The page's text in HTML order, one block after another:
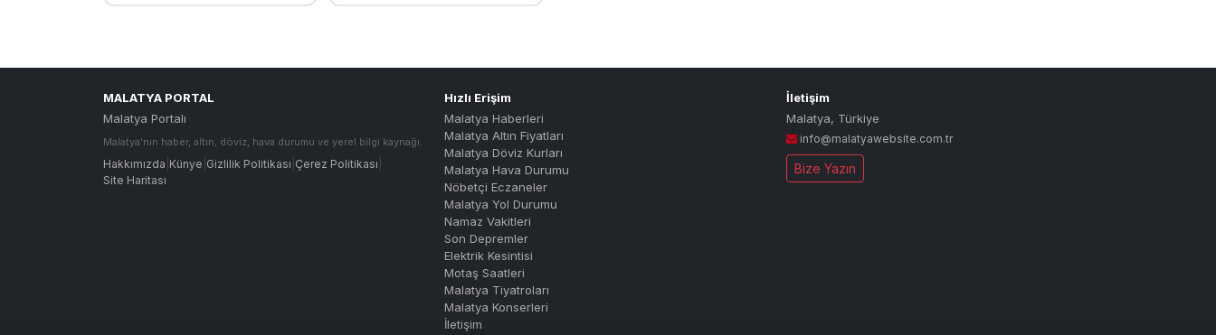
MALATYA PORTAL
Malatya Portalı
Malatya'nın haber, altın, döviz, hava durumu ve yerel bilgi kaynağı.
Hakkımızda Künye Gizlilik Politikası Çerez Politikası
Site Haritası
Hızlı Erişim
Malatya Haberleri
Malatya Altın Fiyatları
Malatya Döviz Kurları
Malatya Hava Durumu
Nöbetçi Eczaneler
Malatya Yol Durumu
Namaz Vakitleri
Son Depremler
Elektrik Kesintisi
Motaş Saatleri
Malatya Tiyatroları
Malatya Konserleri
İletişim
İletişim
Malatya, Türkiye
info@malatyawebsite.com.tr
Bize Yazın